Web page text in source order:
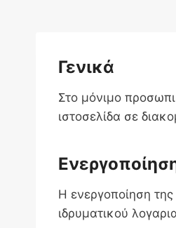
Γενικά
Στο μόνιμο
ιστοσελίδα σε
Η ενεργοποίηση της
ιδρυματικού